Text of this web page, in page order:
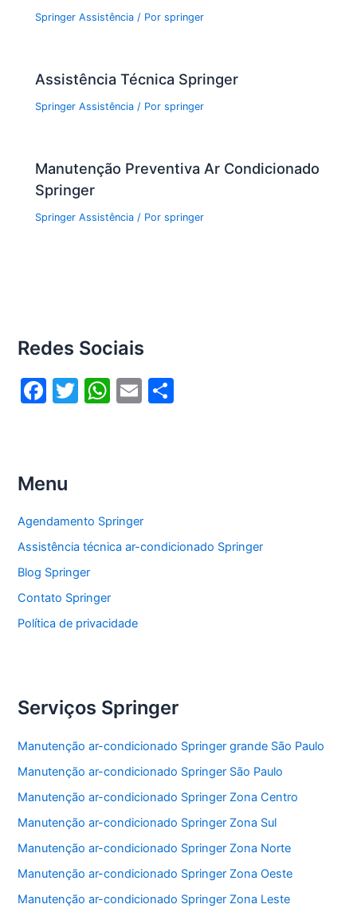
Springer Assistência / Porspringer
Assistência Técnica Springer
Springer Assistência / Porspringer
Manutenção Preventiva Ar Condicionado
Springer
Springer Assistência / Porspringer
Redes Sociais
F
b
o
o
k
T
W
p
p
E
Menu
Agendamento Springer
Assistência técnica ar-condicionado Springer
Blog Springer
Contato Springer
Política de privacidade
Serviços Springer
Manutenção ar-condicionado Springer grande São Paulo
Manutenção ar-condicionado Springer São Paulo
Manutenção ar-condicionado Springer Zona Centro
Manutenção ar-condicionado Springer Zona Sul
Manutenção ar-condicionado Springer Zona Norte
Manutenção ar-condicionado Springer Zona Oeste
Manutenção ar-condicionado Springer Zona Leste